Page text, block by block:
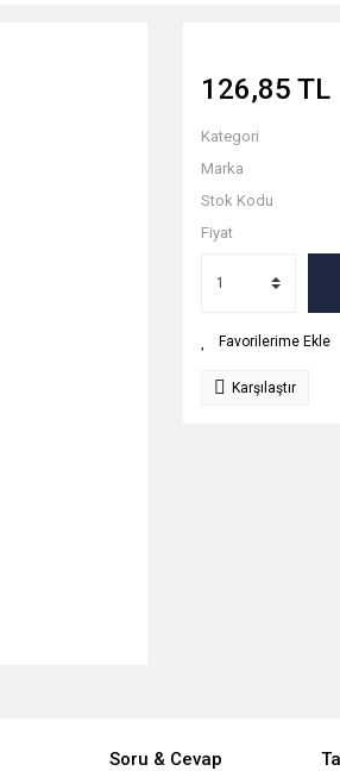
126,85 TL
Kategori
Marka
Stok Kodu
Fiyat
Karşılaştır
Soru & Cevap